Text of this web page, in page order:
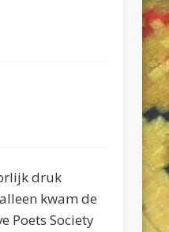
druk
kwam de
Poets Society